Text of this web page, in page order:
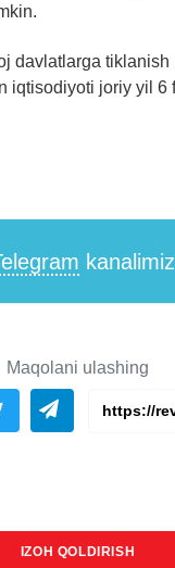
davlatlarga
iqtisodiyoti joriy yil
Maqolani ulashing
IZOH QOLDIRISH